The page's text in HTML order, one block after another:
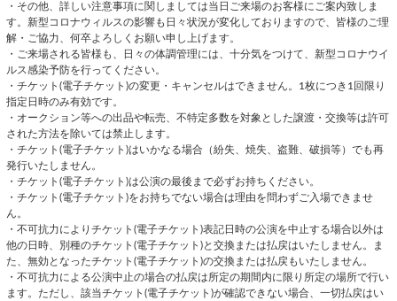
・その他、詳しい注意事項に関しましては当日ご来場のお客様にご案内致しま
す。新型コロナウィルスの影響も日々状況が変化しておりますので、皆様のご理
解・ご協力、何卒よろしくお願い申し上げます。
・ご来場される皆様も、日々の体調管理には、十分気をつけて、新型コロナウイ
ルス感染予防を行ってください。
・チケット(電子チケット)の変更・キャンセルはできません。1枚につき1回限り
指定日時のみ有効です。
・オークション等への出品や転売、不特定多数を対象とした譲渡・交換等は許可
された方法を除いては禁止します。
・チケット(電子チケット)はいかなる場合（紛失、焼失、盗難、破損等）でも再
発行いたしません。
・チケット(電子チケット)は公演の最後まで必ずお持ちください。
・チケット(電子チケット)をお持ちでない場合は理由を問わずご入場できませ
ん。
・不可抗力によりチケット(電子チケット)表記日時の公演を中止する場合以外は
他の日時、別種のチケット(電子チケット)と交換または払戻はいたしません。ま
た、無効となったチケット(電子チケット)の交換または払戻もいたしません。
・不可抗力による公演中止の場合の払戻は所定の期間内に限り所定の場所で行い
ます。ただし、該当チケット(電子チケット)が確認できない場合、一切払戻はい